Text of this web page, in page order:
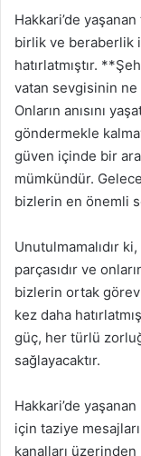
Hakkari’de
birlik ve beraberlik
hatırlatmıştır.
vatan sevgisinin
Onların anısını
göndermekle
güven içinde bir
mümkündür.
bizlerin en önemli
Unutulmamalıdır
parçasıdır ve
bizlerin ortak
kez daha
güç, her türlü
sağlayacaktır.
Hakkari’de
için taziye
kanalları üzerinden